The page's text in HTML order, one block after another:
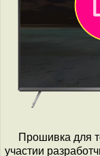
Прошивка для
участии